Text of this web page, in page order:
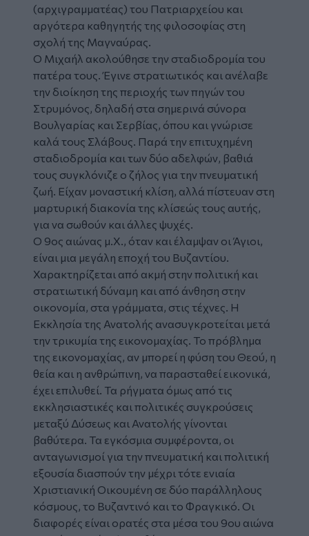
(αρχιγραμματέας) του Πατριαρχείου και
αργότερα καθηγητής της φιλοσοφίας στη
σχολή της Μαγναύρας.
Ο Μιχαήλ ακολούθησε την σταδιοδρομία του
πατέρα τους. Έγινε στρατιωτικός και ανέλαβε
την διοίκηση της περιοχής των πηγών του
Στρυμόνος, δηλαδή στα σημερινά σύνορα
Βουλγαρίας και Σερβίας, όπου και γνώρισε
καλά τους Σλάβους. Παρά την επιτυχημένη
σταδιοδρομία και των δύο αδελφών, βαθιά
τους συγκλόνιζε ο ζήλος για την πνευματική
ζωή. Είχαν μοναστική κλίση, αλλά πίστευαν στη
μαρτυρική διακονία της κλίσεώς τους αυτής,
για να σωθούν και άλλες ψυχές.
Ο 9ος αιώνας μ.Χ., όταν και έλαμψαν οι Άγιοι,
είναι μια μεγάλη εποχή του Βυζαντίου.
Χαρακτηρίζεται από ακμή στην πολιτική και
στρατιωτική δύναμη και από άνθηση στην
οικονομία, στα γράμματα, στις τέχνες. Η
Εκκλησία της Ανατολής ανασυγκροτείται μετά
την τρικυμία της εικονομαχίας. Το πρόβλημα
της εικονομαχίας, αν μπορεί η φύση του Θεού, η
θεία και η ανθρώπινη, να παρασταθεί εικονικά,
έχει επιλυθεί. Τα ρήγματα όμως από τις
εκκλησιαστικές και πολιτικές συγκρούσεις
μεταξύ Δύσεως και Ανατολής γίνονται
βαθύτερα. Τα εγκόσμια συμφέροντα, οι
ανταγωνισμοί για την πνευματική και πολιτική
εξουσία διασπούν την μέχρι τότε ενιαία
Χριστιανική Οικουμένη σε δύο παράλληλους
κόσμους, το Βυζαντινό και το Φραγκικό. Οι
διαφορές είναι ορατές στα μέσα του 9ου αιώνα